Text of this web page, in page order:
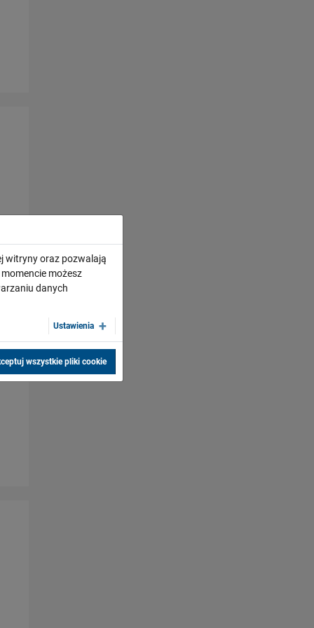
witryny oraz pozwalają
możesz
danych
Ustawienia
wszystkie pliki cookie